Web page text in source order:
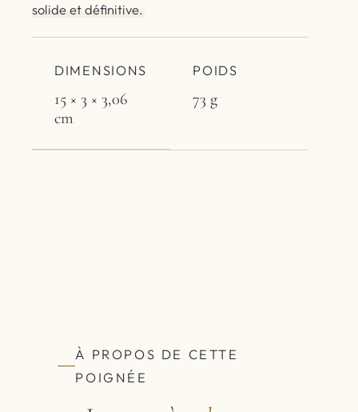
solide et définitive.
DIMENSIONS
15 × 3 × 3,06
cm
POIDS
73 g
À PROPOS DE CETTE
POIGNÉE